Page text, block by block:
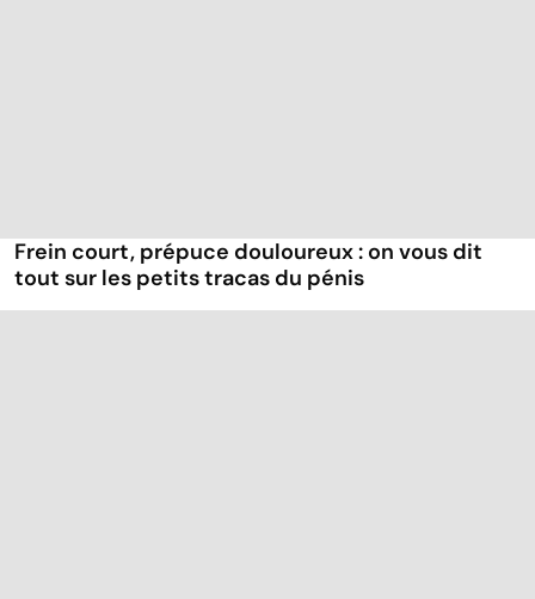
Frein court, prépuce douloureux : on vous dit
tout sur les petits tracas du pénis